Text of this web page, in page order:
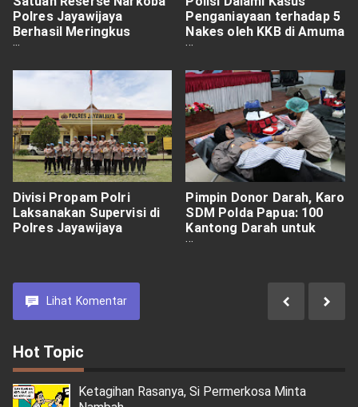
Polres Jayawijaya
Berhasil Meringkus
Produsen Miras Ilegal
Penganiayaan terhadap 5
Nakes oleh KKB di Amuma
Yahukimo
Divisi Propam Polri
Laksanakan Supervisi di
Polres Jayawijaya
Pimpin Donor Darah, Karo
SDM Polda Papua: 100
Kantong Darah untuk
Warga Jayapura
Lihat Komentar
Hot Topic
Ketagihan Rasanya, Si Permerkosa Minta